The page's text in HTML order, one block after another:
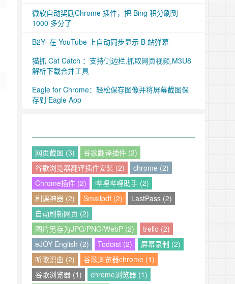
微软自动奖励Chrome 插件，把 Bing 积分刷到
1000 多分了
B2Y- 在 YouTube 上自动同步显示 B 站弹幕
猫抓 Cat Catch ：支持侧边栏,抓取网页视频,M3U8
解析下载合并工具
Eagle for Chrome：轻松保存图像并将屏幕截图保
存到 Eagle App
网页截图 (3)
谷歌翻译插件 (2)
谷歌浏览器翻译插件安装 (2)
chrome (2)
Chrome插件 (2)
哔哩哔哩助手 (2)
刷课神器 (2)
Smallpdf (2)
LastPass (2)
自动刷新网页 (2)
图片另存为JPG/PNG/WebP (2)
trello (2)
eJOY English (2)
Todoist (2)
屏幕录制 (2)
听歌识曲 (2)
谷歌浏览器chrome (1)
谷歌浏览器 (1)
chrome浏览器 (1)